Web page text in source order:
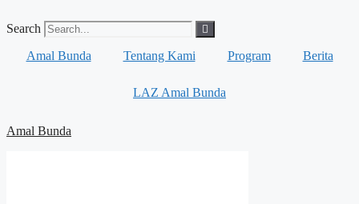
to
Search
Amal Bunda
Tentang Kami Program Berita
LAZ Amal Bunda
Amal Bunda